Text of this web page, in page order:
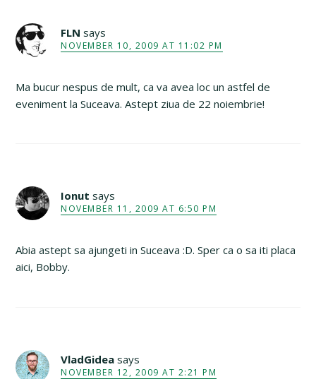
FLN says
NOVEMBER 10, 2009 AT 11:02 PM
Ma bucur nespus de mult, ca va avea loc un astfel de
eveniment la Suceava. Astept ziua de 22 noiembrie!
Ionut says
NOVEMBER 11, 2009 AT 6:50 PM
Abia astept sa ajungeti in Suceava :D. Sper ca o sa iti placa
aici, Bobby.
VladGidea says
NOVEMBER 12, 2009 AT 2:21 PM